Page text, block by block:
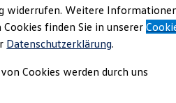
& Behörden
Personenbeförderung
Werkstätten
widerrufen. Weitere
Cookies finden Sie in unserer
Datenschutzerklärung.
Cookies werden durch uns